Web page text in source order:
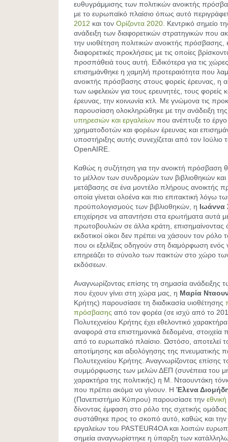
ευθυγράμμισης των πολιτικών ανοικτής
με το ευρωπαϊκό πλαίσιο όπως αυτό
2012 και τον Ορίζοντα 2020. Κεντρικό σημείο
ανάδειξη των διαφορετικών στρατηγικών που
την υιοθέτηση πολιτικών ανοικτής πρόσβασης,
διαφορετικές προκλήσεις με τις οποίες
προσπάθειά τους αυτή. Ειδικότερα για τις
επισημάνθηκε η χαμηλή προτεραιότητα που
ανοικτής πρόσβασης στους φορείς έρευνας, η
των ωφελειών για τους ερευνητές, τους φορείς
έρευνας, την κοινωνία κτλ. Με γνώμονα τις
παρουσίαση ολοκληρώθηκε με την ανάδειξη
υπηρεσιών και εργαλείων που ανέπτυξε το
χρηματοδοτών και φορέων έρευνας και
υποστήριξης αυτής συνεχίζεται από τον
OpenAIRE.
Καθώς η συζήτηση για την ανοικτή πρόσβαση
το μέλλον των συνδρομών των βιβλιοθηκών και
μετάβασης σε ένα μοντέλο πλήρους ανοικτής
οποία γίνεται ολοένα και πιο επιτακτική λόγω
προϋπολογισμούς των βιβλιοθηκών, η
επιχείρησε να απαντήσει στα ερωτήματα αυτά
πρωτοβουλιών σε άλλα κράτη, επισημαίνοντας
εκδοτικοί οίκοι δεν πρέπει να χάσουν τον ρόλο
που οι εξελίξεις οδηγούν στη διαμόρφωση
επηρεάζει το σύνολο των παικτών στο χώρο
εκδόσεων.
Αναγνωρίζοντας επίσης τη σημασία ανάδειξης
που έχουν γίνει στη χώρα μας, η Μαρία
Κρήτης) παρουσίασε τη διαδικασία υιοθέτησης
πρόσβασης από τον φορέα (σε ισχύ από το
Πολυτεχνείου Κρήτης έχει εθελοντικό
αναφορά στα επιστημονικά δεδομένα, στοιχεία
από το ευρωπαϊκό πλαίσιο. Ωστόσο, αποτελεί
αποτίμησης και αξιολόγησης της πνευματικής
Πολυτεχνείου Κρήτης. Αναγνωρίζοντας επίσης
συμμόρφωσης των μελών ΔΕΠ (συνέπεια του
χαρακτήρα της πολιτικής) η Μ. Νταουντάκη
που πρέπει ακόμα να γίνουν. Η Έλενα
(Πανεπιστήμιο Κύπρου) παρουσίασε την
δίνοντας έμφαση στο ρόλο της σχετικής
συστάθηκε προς το σκοπό αυτό, καθώς και την
εργαλείων του PASTEUR4OA και λοιπών
σημεία αναγνωρίστηκε η ύπαρξη των